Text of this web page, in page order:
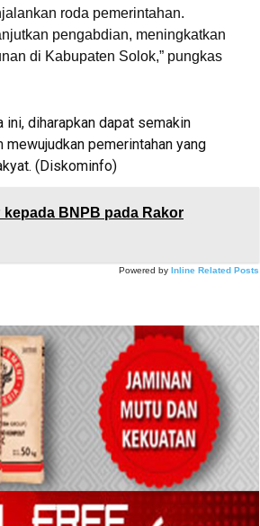
roda pemerintahan.
pengabdian, meningkatkan
di Kabupaten Solok,” pungkas
ini, diharapkan dapat semakin
pemerintahan yang
(Diskominfo)
BNPB pada Rakor
Powered by Inline Related Posts